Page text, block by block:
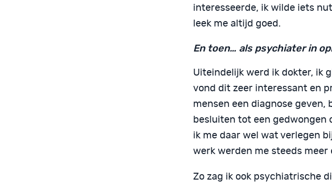
interesseerde, ik wilde iets
leek me altijd goed.
En toen… als psychiater in
Uiteindelijk werd ik dokter, ik
vond dit zeer interessant en
mensen een diagnose
besluiten tot een gedwongen
ik me daar wel wat verlegen
werk werden me steeds meer
Zo zag ik ook psychiatrische